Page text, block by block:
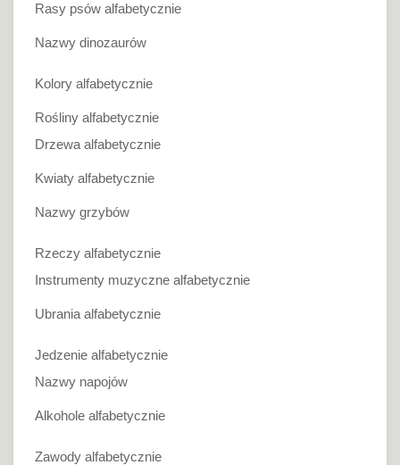
Rasy psów alfabetycznie
Nazwy dinozaurów
Kolory alfabetycznie
Rośliny alfabetycznie
Drzewa alfabetycznie
Kwiaty alfabetycznie
Nazwy grzybów
Rzeczy alfabetycznie
Instrumenty muzyczne alfabetycznie
Ubrania alfabetycznie
Jedzenie alfabetycznie
Nazwy napojów
Alkohole alfabetycznie
Zawody alfabetycznie